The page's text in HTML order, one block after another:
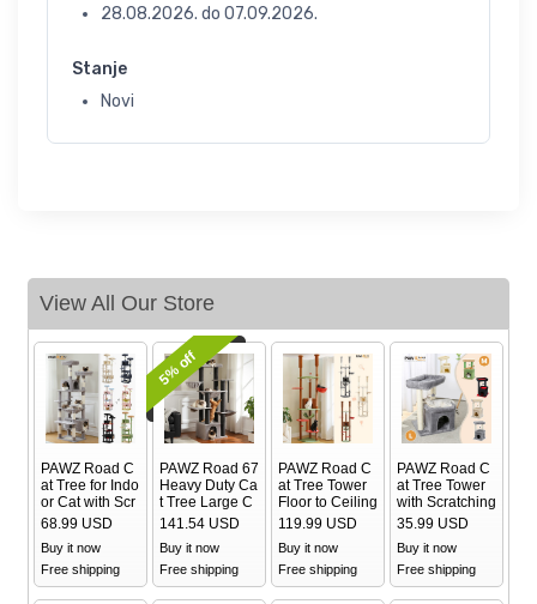
28.08.2026. do 07.09.2026.
Stanje
Novi